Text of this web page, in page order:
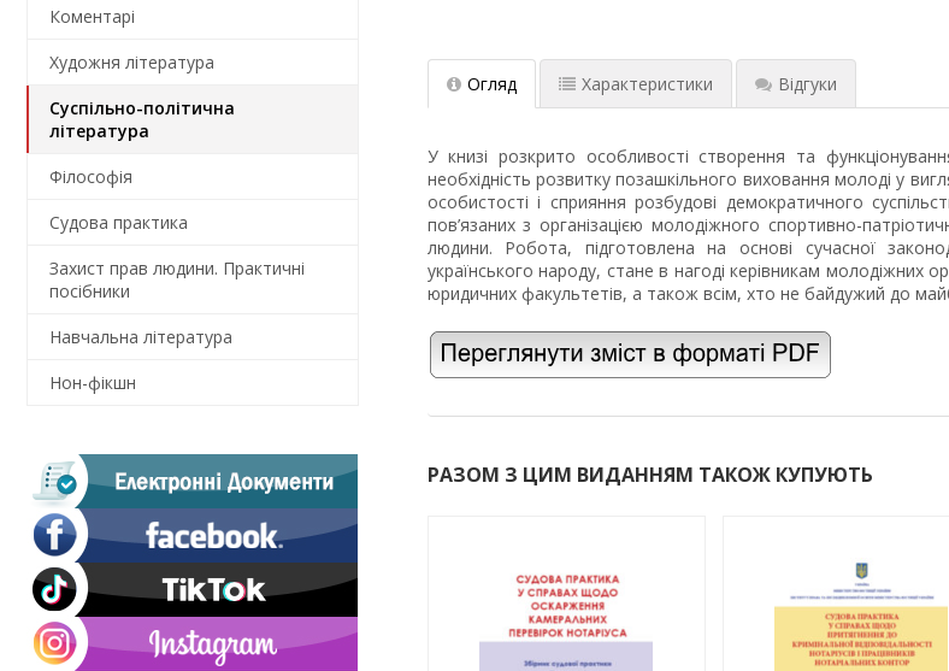
Огляд Характеристики Відгуки
У книзі розкрито особливості створення та
необхідність розвитку позашкільного виховання молоді у
особистості і сприяння розбудові демократичного
пов’язаних з організацією молодіжного спортивно-
людини. Робота, підготовлена на основі сучасної
українського народу, стане в нагоді керівникам молодіжних
юридичних факультетів, а також всім, хто не байдужий до
РАЗОМ З ЦИМ ВИДАННЯМ ТАКОЖ КУПУЮТЬ
Коментарi
Художня література
Суспільно-політична
література
Філософія
Судова практика
Захист прав людини. Практичні
посібники
Навчальна література
Нон-фікшн